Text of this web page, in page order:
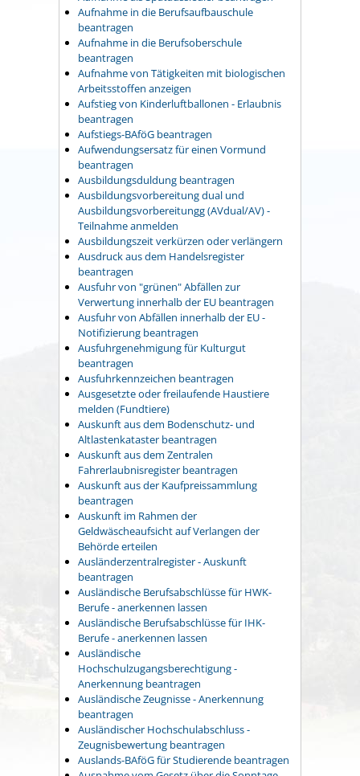
Aufnahme in die Berufsaufbauschule
beantragen
Aufnahme in die Berufsoberschule
beantragen
Aufnahme von Tätigkeiten mit biologischen
Arbeitsstoffen anzeigen
Aufstieg von Kinderluftballonen - Erlaubnis
beantragen
Aufstiegs-BAföG beantragen
Aufwendungsersatz für einen Vormund
beantragen
Ausbildungsduldung beantragen
Ausbildungsvorbereitung dual und
Ausbildungsvorbereitungg (AVdual/AV) -
Teilnahme anmelden
Ausbildungszeit verkürzen oder verlängern
Ausdruck aus dem Handelsregister
beantragen
Ausfuhr von "grünen" Abfällen zur
Verwertung innerhalb der EU beantragen
Ausfuhr von Abfällen innerhalb der EU -
Notifizierung beantragen
Ausfuhrgenehmigung für Kulturgut
beantragen
Ausfuhrkennzeichen beantragen
Ausgesetzte oder freilaufende Haustiere
melden (Fundtiere)
Auskunft aus dem Bodenschutz- und
Altlastenkataster beantragen
Auskunft aus dem Zentralen
Fahrerlaubnisregister beantragen
Auskunft aus der Kaufpreissammlung
beantragen
Auskunft im Rahmen der
Geldwäscheaufsicht auf Verlangen der
Behörde erteilen
Ausländerzentralregister - Auskunft
beantragen
Ausländische Berufsabschlüsse für HWK-
Berufe - anerkennen lassen
Ausländische Berufsabschlüsse für IHK-
Berufe - anerkennen lassen
Ausländische
Hochschulzugangsberechtigung -
Anerkennung beantragen
Ausländische Zeugnisse - Anerkennung
beantragen
Ausländischer Hochschulabschluss -
Zeugnisbewertung beantragen
Auslands-BAföG für Studierende beantragen